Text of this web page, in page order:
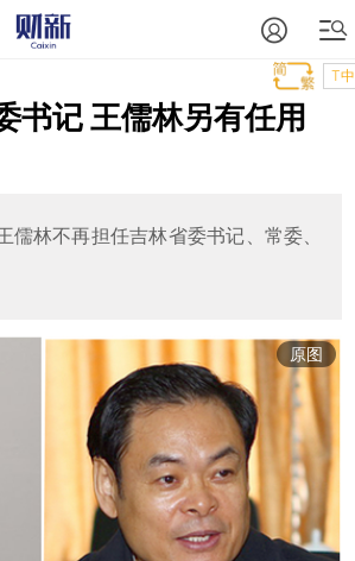
T中
书记 王儒林另有任用
林不再担任吉林省委书记、常委、
原图